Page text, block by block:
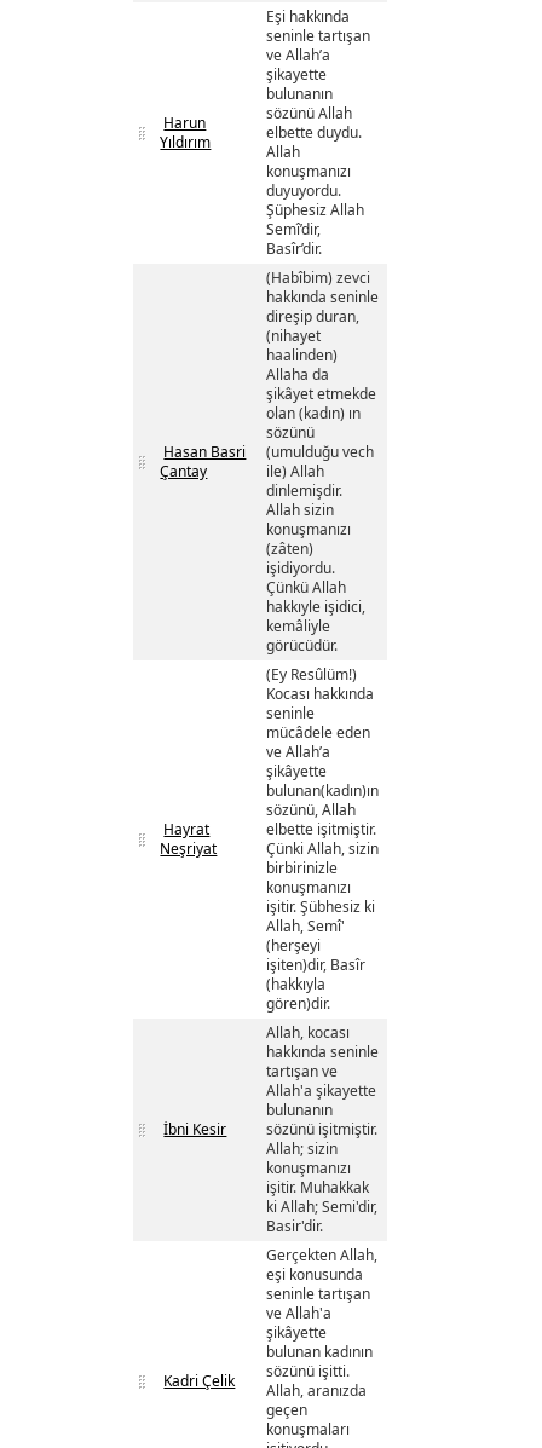
Harun
Yıldırım
Eşi hakkında
seninle tartışan
ve Allah’a
şikayette
bulunanın
sözünü Allah
elbette duydu.
Allah
konuşmanızı
duyuyordu.
Şüphesiz Allah
Semî’dir,
Basîr’dir.
Hasan Basri
Çantay
(Habîbim) zevci
hakkında seninle
direşip duran,
(nihayet
haalinden)
Allaha da
şikâyet etmekde
olan (kadın) ın
sözünü
(umulduğu vech
ile) Allah
dinlemişdir.
Allah sizin
konuşmanızı
(zâten)
işidiyordu.
Çünkü Allah
hakkıyle işidici,
kemâliyle
görücüdür.
Hayrat
Neşriyat
(Ey Resûlüm!)
Kocası hakkında
seninle
mücâdele eden
ve Allah’a
şikâyette
bulunan(kadın)ın
sözünü, Allah
elbette işitmiştir.
Çünki Allah, sizin
birbirinizle
konuşmanızı
işitir. Şübhesiz ki
Allah, Semî'
(herşeyi
işiten)dir, Basîr
(hakkıyla
gören)dir.
İbni Kesir
Allah, kocası
hakkında seninle
tartışan ve
Allah'a şikayette
bulunanın
sözünü işitmiştir.
Allah; sizin
konuşmanızı
işitir. Muhakkak
ki Allah; Semi'dir,
Basir'dir.
Kadri Çelik
Gerçekten Allah,
eşi konusunda
seninle tartışan
ve Allah'a
şikâyette
bulunan kadının
sözünü işitti.
Allah, aranızda
geçen
konuşmaları